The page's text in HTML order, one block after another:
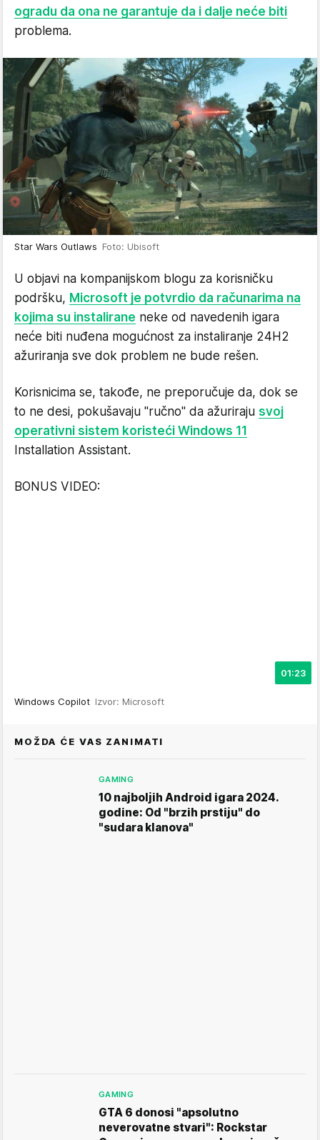
ogradu da ona ne garantuje da i dalje neće biti
problema.
Star Wars Outlaws Foto: Ubisoft
U objavi na kompanijskom blogu za korisničku
podršku, Microsoft je potvrdio da računarima na
kojima su instalirane neke od navedenih igara
neće biti nuđena mogućnost za instaliranje 24H2
ažuriranja sve dok problem ne bude rešen.
Korisnicima se, takođe, ne preporučuje da, dok se
to ne desi, pokušavaju "ručno" da ažuriraju svoj
operativni sistem koristeći Windows 11
Installation Assistant.
BONUS VIDEO:
01:23
Windows Copilot Izvor: Microsoft
MOŽDA ĆE VAS ZANIMATI
GAMING
10 najboljih Android igara 2024.
godine: Od "brzih prstiju" do
"sudara klanova"
GAMING
GTA 6 donosi "apsolutno
neverovatne stvari": Rockstar